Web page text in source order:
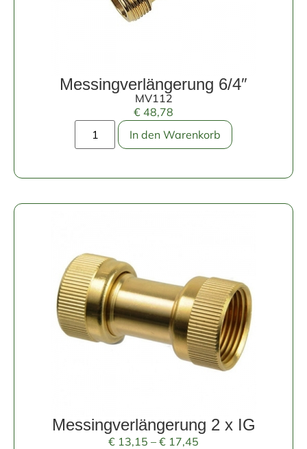
Messingverlängerung 6/4″
MV112
€ 48,78
In den Warenkorb
Messingverlängerung 2 x IG
€ 13,15 – € 17,45